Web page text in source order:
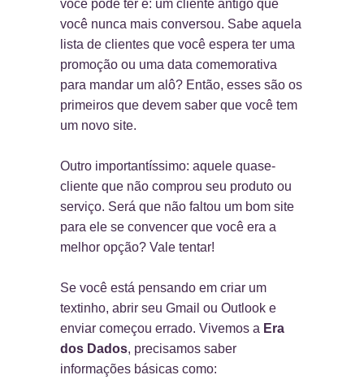
você pode ter é: um cliente antigo que
você nunca mais conversou. Sabe aquela
lista de clientes que você espera ter uma
promoção ou uma data comemorativa
para mandar um alô? Então, esses são os
primeiros que devem saber que você tem
um novo site.
Outro importantíssimo: aquele quase-
cliente que não comprou seu produto ou
serviço. Será que não faltou um bom site
para ele se convencer que você era a
melhor opção? Vale tentar!
Se você está pensando em criar um
textinho, abrir seu Gmail ou Outlook e
enviar começou errado. Vivemos a Era
dos Dados, precisamos saber
informações básicas como: